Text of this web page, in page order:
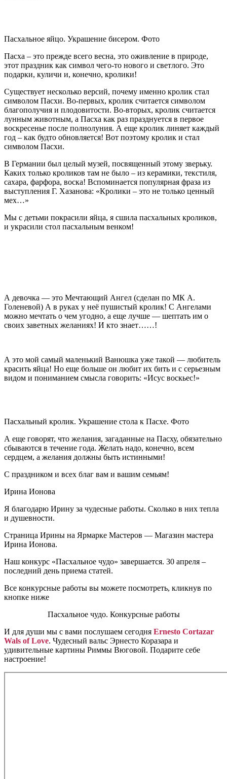
Пасхальное яйцо. Украшение бисером. Фото
Пасха – это прежде всего весна, это оживление в природе,
этот праздник как символ чего-то нового и светлого. Это
подарки, куличи и, конечно, кролики!
Существует несколько версий, почему именно кролик стал
символом Пасхи. Во-первых, кролик считается символом
благополучия и плодовитости. Во-вторых, кролик считается
лунным животным, а Пасха как раз празднуется в первое
воскресенье после полнолуния. А еще кролик линяет каждый
год – как будто обновляется! Вот поэтому кролик и стал
символом Пасхи.
В Германии был целый музей, посвященный этому зверьку.
Каких только кроликов там не было – из керамики, текстиля,
сахара, фарфора, воска! Вспоминается популярная фраза из
выступления Г. Хазанова: «Кролики – это не только ценный
мех…»
Мы с детьми покрасили яйца, я сшила пасхальных кроликов,
и украсили стол пасхальным венком!
А девочка — это Мечтающий Ангел (сделан по МК А.
Голеневой) А в руках у неё пушистый кролик! С Ангелами
можно мечтать о чем угодно, а еще лучше — шептать им о
своих заветных желаниях! И кто знает……!
А это мой самый маленький Ванюшка уже такой — любитель
красить яйца! Но еще больше он любит их бить и с серьезным
видом и пониманием смысла говорить: «Исус воскьес!»
Пасхальный кролик. Украшение стола к Пасхе. Фото
А еще говорят, что желания, загаданные на Пасху, обязательно
сбываются в течение года. Желать надо, конечно, всем
сердцем, а желания должны быть истинными!
С праздником и всех благ вам и вашим семьям!
Ирина Ионова
Я благодарю Ирину за чудесные работы. Сколько в них тепла
и душевности.
Страница Ирины на Ярмарке Мастеров — Магазин мастера
Ирина Ионова.
Наш конкурс «Пасхальное чудо» завершается. 30 апреля –
последний день приема статей.
Все конкурсные работы вы можете посмотреть, кликнув по
кнопке ниже
Пасхальное чудо. Конкурсные работы
И для души мы с вами послушаем сегодня Ernesto Cortazar
Wals of Love. Чудесный вальс Эрнесто Коразара и
удивительные картины Риммы Вюговой. Подарите себе
настроение!